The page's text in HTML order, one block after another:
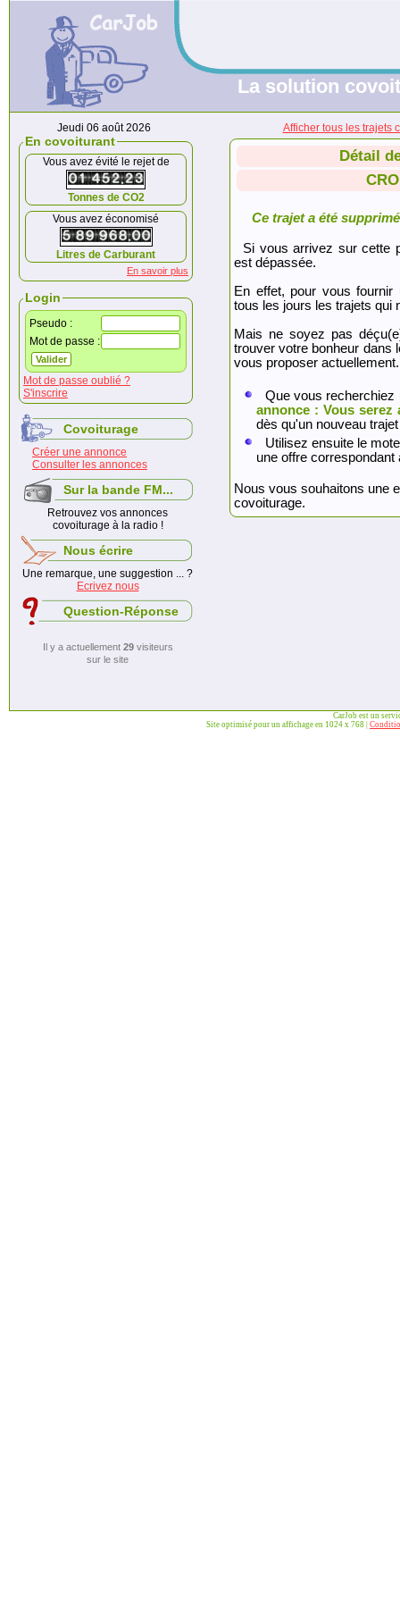
La solution
Jeudi 06 août 2026
En covoiturant
Vous avez évité le rejet de
Tonnes de CO2
Vous avez économisé
Litres de Carburant
En savoir plus
Login
Pseudo :
Mot de passe :
Mot de passe oublié ?
S'inscrire
Covoiturage
Créer une annonce
Consulter les annonces
Sur la bande FM...
Retrouvez vos annonces
covoiturage à la radio !
Nous écrire
Une remarque, une suggestion ... ?
Ecrivez nous
Question-Réponse
Il y a actuellement 29visiteurs
sur le site
Afficher tous les trajets
Détail
Ce trajet a été
Si vous arrivez sur cette
est dépassée.
En effet, pour vous fournir
tous les jours les trajets qui
Mais ne soyez pas
trouver votre bonheur dans
vous proposer actuellement.
Que vous
annonce : Vous serez
dès qu'un nouveau
Utilisez ensuite le
une offre
Nous vous souhaitons une
covoiturage.
CarJob est un
Site optimisé pour un affichage en 1024 x 768 |